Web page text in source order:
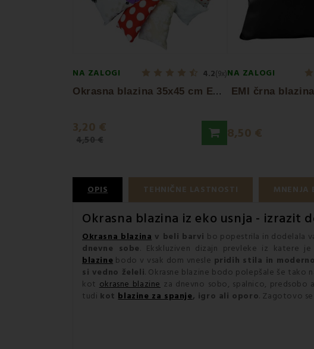
NA ZALOGI 4.2(9x)
O
krasna blazina 35x45 cm EMI mix
3,20 €
4,50 €
NA ZALOGI
EMI črna
8,50 €
OPIS TEHNIČNE LASTNOSTI MNENJA
Okrasna blazina iz eko usnja - izrazit
Okrasna blazina v beli barvi bo popestrila in dodelala
dnevne sobe. Ekskluziven dizajn prevleke iz katere
blazine bodo v vsak dom vnesle pridih stila in
si vedno želeli. Okrasne blazine bodo polepšale še tako
kot okrasne blazine za dnevno sobo, spalnico, predsobo
tudi kotblazine za spanje, igro ali oporo. Zagotovo